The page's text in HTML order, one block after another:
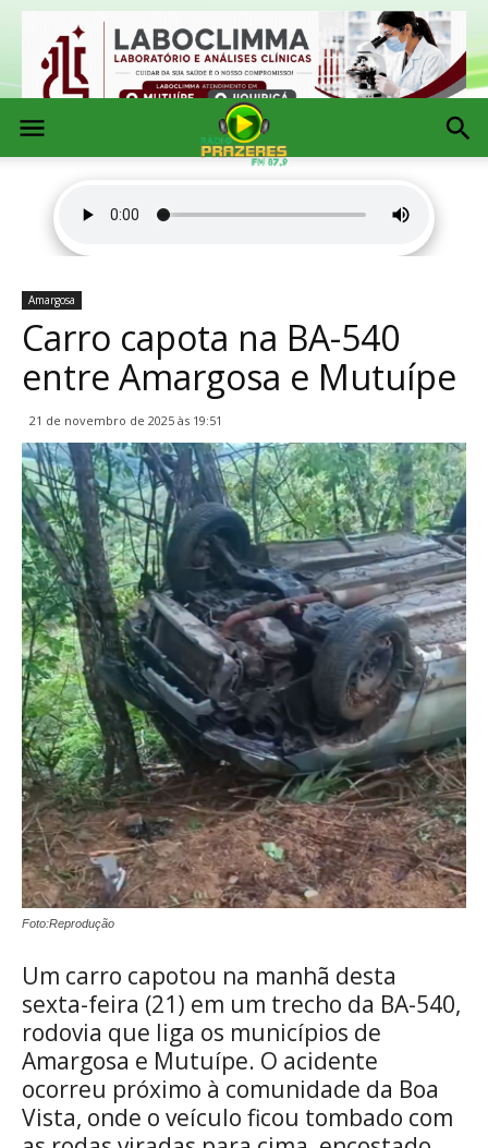
Amargosa
Carro capota na BA-540
entre Amargosa e Mutuípe
21 de novembro de 2025 às 19:51
Foto:Reprodução
Um carro capotou na manhã desta
sexta-feira (21) em um trecho da BA-540,
rodovia que liga os municípios de
Amargosa e Mutuípe. O acidente
ocorreu próximo à comunidade da Boa
Vista, onde o veículo ficou tombado com